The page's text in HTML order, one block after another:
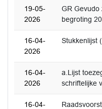
19-05-
2026
GR Gevudo
begroting
16-04-
2026
Stukkenlijst
16-04-
2026
a.Lijst
schriftelijke
16-04-